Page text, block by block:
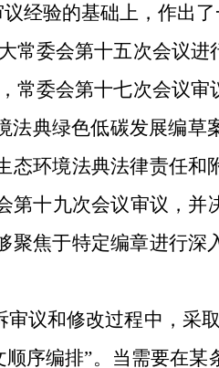
经验的基础上，作出了
常委会第十五次会议进
常委会第十七次会议审
典绿色低碳发展编草
环境法典法律责任和
第十九次会议审议，并
焦于特定编章进行深
审议和修改过程中，采
序编排”。当需要在某